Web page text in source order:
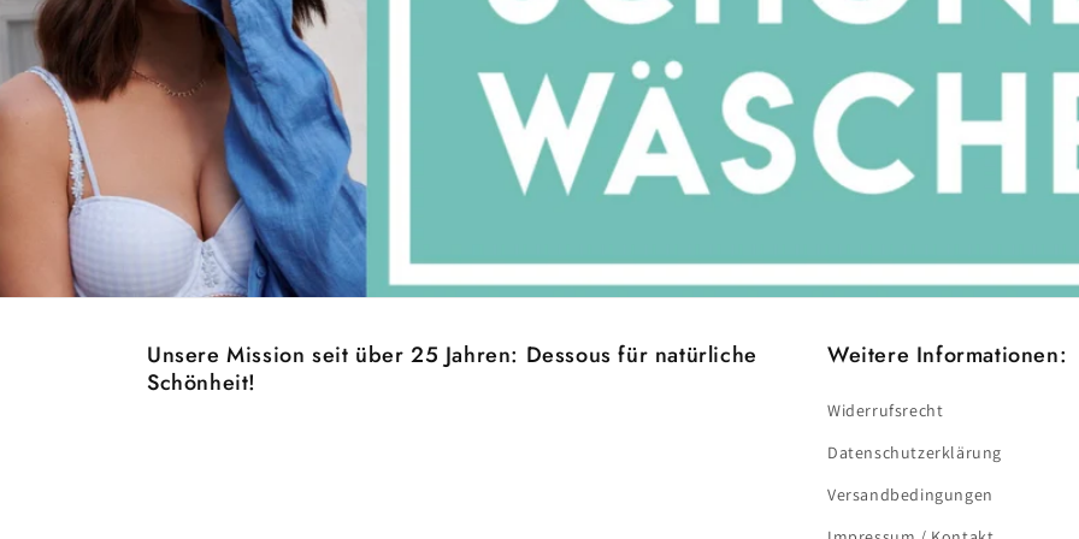
Unsere Mission seit über 25 Jahren: Dessous für natürliche
Schönheit!
Weitere Informationen:
Widerrufsrecht
Datenschutzerklärung
Versandbedingungen